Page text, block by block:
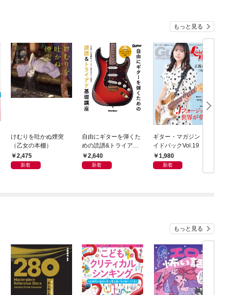
もっと見る
けむりを吐かぬ煙突
（乙女の本棚）
2,475
新着
自由にギターを弾くた
めの読譜&トライアド
基礎講座
2,640
新着
ギター・マガジン・レ
イドバックVol.19
1,980
新着
もっと見る